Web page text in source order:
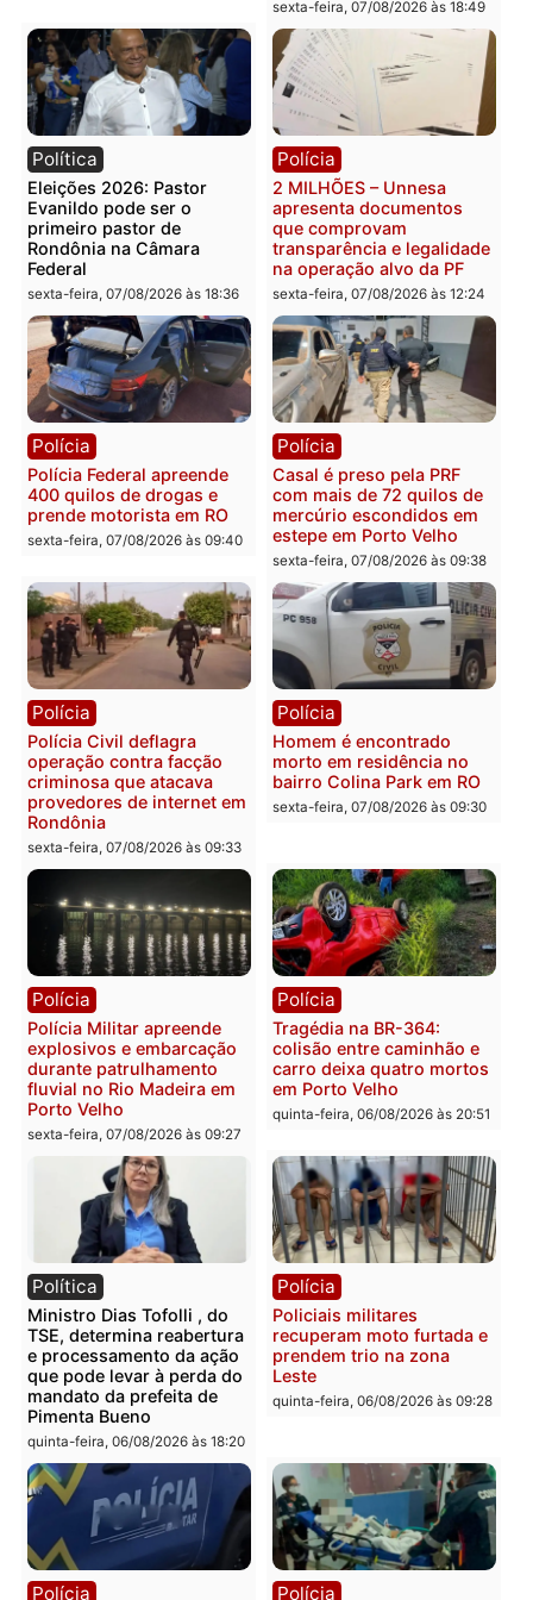
Política
ELEIÇÕES 2026 – TCE
alerta candidatos sobre
crise financeira do Estado
segunda-feira, 10/08/2026 às
07:22
Política
Marcos Rogério
Plano de Governo com
228 projetos, metas
públicas e
acompanhamento de
resultados
sexta-feira, 07/08/2026 às
Política
Eleições 2026: Pastor
Evanildo pode ser o
primeiro pastor de
Rondônia na Câmara
Federal
Polícia
2 MILHÕES – Unnesa
apresenta documentos
que comprovam
transparência e
na operação alvo da PF
sexta-feira, 07/08/2026 às
Polícia
Polícia Federal apreende
400 quilos de drogas e
prende motorista em RO
sexta-feira, 07/08/2026 às 09:40
Polícia
Casal é preso pela PRF
com mais de 72 quilos
mercúrio escondidos em
Polícia
Polícia Civil deflagra
operação contra facção
criminosa que atacava
provedores de internet em
sexta-feira, 07/08/2026 às 09:33
Polícia
Homem é encontrado
morto em residência no
bairro Colina Park em RO
Polícia
Polícia Militar apreende
explosivos e embarcação
durante patrulhamento
fluvial no Rio Madeira em
Porto Velho
sexta-feira, 07/08/2026 às 09:27
Polícia
Tragédia na BR-364:
colisão entre caminhão e
quinta-feira, 06/08/2026 às